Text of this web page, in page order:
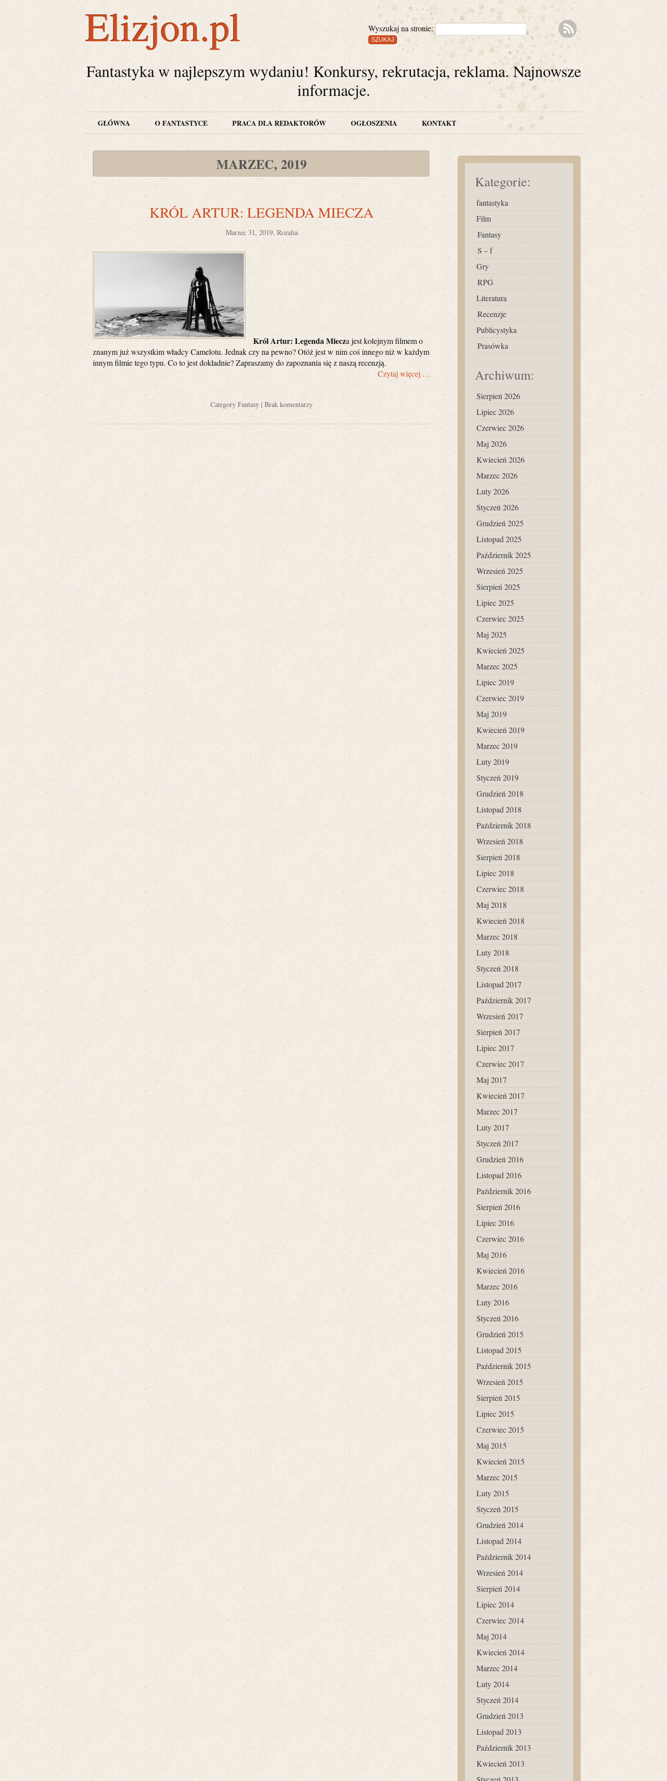
Wyszukaj na stronie:
Elizjon.pl
Fantastyka w najlepszym wydaniu! Konkursy, rekrutacja, reklama. Najnowsze
informacje.
GŁÓWNA O FANTASTYCE PRACA DLA REDAKTORÓW OGŁOSZENIA KONTAKT
MARZEC, 2019
KRÓL ARTUR: LEGENDA MIECZA
Marzec 31, 2019, Rozalia
Król Artur: Legenda Miecza jest kolejnym filmem o
znanym już wszystkim władcy Camelotu. Jednak czy na pewno? Otóż jest w nim coś innego niż w każdym
innym filmie tego typu. Co to jest dokładnie? Zapraszamy do zapoznania się z naszą recenzją.
Czytaj więcej …
Category Fantasy | Brak komentarzy
Kategorie:
fantastyka
Film
Fantasy
S – f
Gry
RPG
Literatura
Recenzje
Publicystyka
Prasówka
Archiwum:
Sierpień 2026
Lipiec 2026
Czerwiec 2026
Maj 2026
Kwiecień 2026
Marzec 2026
Luty 2026
Styczeń 2026
Grudzień 2025
Listopad 2025
Październik 2025
Wrzesień 2025
Sierpień 2025
Lipiec 2025
Czerwiec 2025
Maj 2025
Kwiecień 2025
Marzec 2025
Lipiec 2019
Czerwiec 2019
Maj 2019
Kwiecień 2019
Marzec 2019
Luty 2019
Styczeń 2019
Grudzień 2018
Listopad 2018
Październik 2018
Wrzesień 2018
Sierpień 2018
Lipiec 2018
Czerwiec 2018
Maj 2018
Kwiecień 2018
Marzec 2018
Luty 2018
Styczeń 2018
Listopad 2017
Październik 2017
Wrzesień 2017
Sierpień 2017
Lipiec 2017
Czerwiec 2017
Maj 2017
Kwiecień 2017
Marzec 2017
Luty 2017
Styczeń 2017
Grudzień 2016
Listopad 2016
Październik 2016
Sierpień 2016
Lipiec 2016
Czerwiec 2016
Maj 2016
Kwiecień 2016
Marzec 2016
Luty 2016
Styczeń 2016
Grudzień 2015
Listopad 2015
Październik 2015
Wrzesień 2015
Sierpień 2015
Lipiec 2015
Czerwiec 2015
Maj 2015
Kwiecień 2015
Marzec 2015
Luty 2015
Styczeń 2015
Grudzień 2014
Listopad 2014
Październik 2014
Wrzesień 2014
Sierpień 2014
Lipiec 2014
Czerwiec 2014
Maj 2014
Kwiecień 2014
Marzec 2014
Luty 2014
Styczeń 2014
Grudzień 2013
Listopad 2013
Październik 2013
Kwiecień 2013